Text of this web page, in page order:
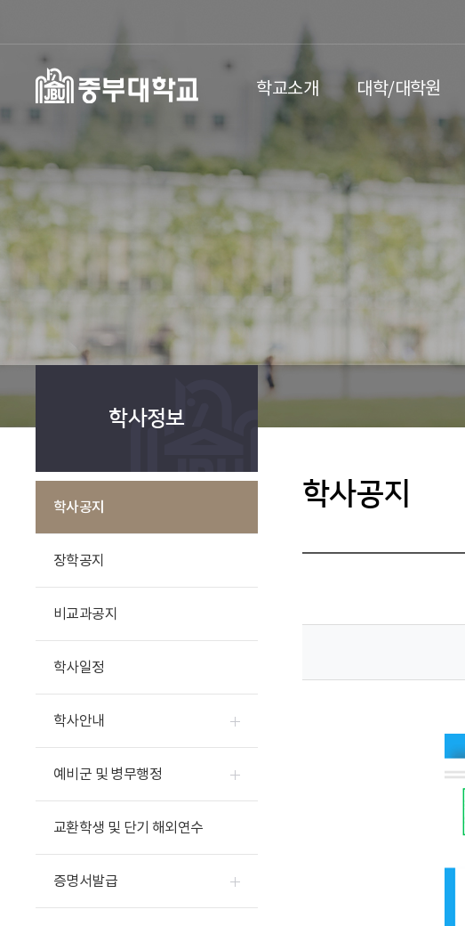
학교소개 대학/대학원
학사정보
학사공지
장학공지
비교과공지
학사일정
학사안내
예비군 및 병무행정
교환학생 및 단기 해외연수
증명서발급
학사공지